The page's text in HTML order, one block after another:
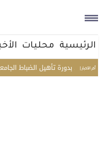
الرئيسية محليات
أخر الأخبار |بدورة تأهيل الضباط الجامعيين